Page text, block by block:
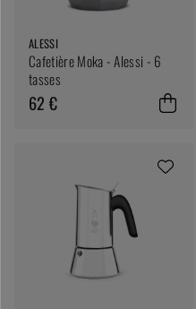
ALESSI
Cafetière Moka - Alessi - 6
tasses
62 €